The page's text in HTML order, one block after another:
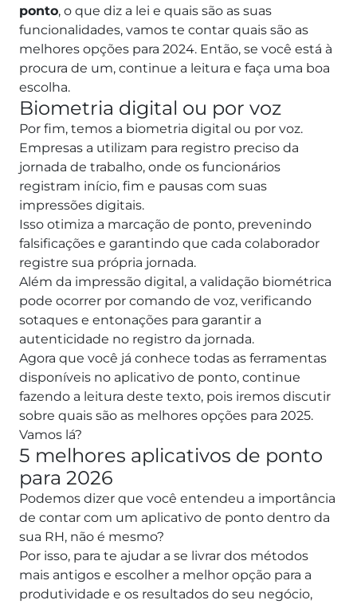
ponto, o que diz a lei e quais são as suas
funcionalidades, vamos te contar quais são as
melhores opções para 2024. Então, se você está à
procura de um, continue a leitura e faça uma boa
escolha.
Biometria digital ou por voz
Por fim, temos a biometria digital ou por voz.
Empresas a utilizam para registro preciso da
jornada de trabalho, onde os funcionários
registram início, fim e pausas com suas
impressões digitais.
Isso otimiza a marcação de ponto, prevenindo
falsificações e garantindo que cada colaborador
registre sua própria jornada.
Além da impressão digital, a validação biométrica
pode ocorrer por comando de voz, verificando
sotaques e entonações para garantir a
autenticidade no registro da jornada.
Agora que você já conhece todas as ferramentas
disponíveis no aplicativo de ponto, continue
fazendo a leitura deste texto, pois iremos discutir
sobre quais são as melhores opções para 2025.
Vamos lá?
5 melhores aplicativos de ponto
para 2026
Podemos dizer que você entendeu a importância
de contar com um aplicativo de ponto dentro da
sua RH, não é mesmo?
Por isso, para te ajudar a se livrar dos métodos
mais antigos e escolher a melhor opção para a
produtividade e os resultados do seu negócio,